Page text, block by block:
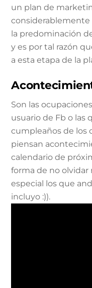
un plan de
la predominación
y es por tal razón
a esta etapa de la
Son las
usuario de Fb o las
cumpleaños de los
piensan
calendario de
forma de no
especial los que
incluyo :)).